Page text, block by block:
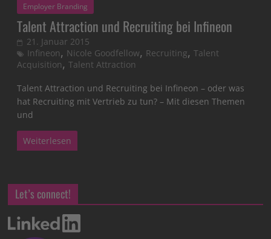
Employer Branding
Talent Attraction und Recruiting bei Infineon
21. Januar 2015
Infineon, Nicole Goodfellow, Recruiting,Talent
Acquisition,Talent Attraction
Talent Attraction und Recruiting bei Infineon – oder was
hat Recruiting mit Vertrieb zu tun? – Mit diesen Themen
und
Weiterlesen
Let’s connect!